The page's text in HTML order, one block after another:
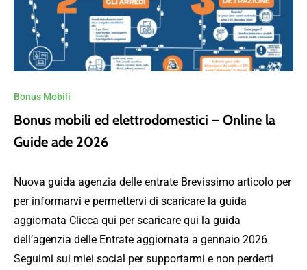
Bonus Mobili
Bonus mobili ed elettrodomestici – Online la
Guide ade 2026
Nuova guida agenzia delle entrate Brevissimo articolo per
per informarvi e permettervi di scaricare la guida
aggiornata Clicca qui per scaricare qui la guida
dell’agenzia delle Entrate aggiornata a gennaio 2026
Seguimi sui miei social per supportarmi e non perderti